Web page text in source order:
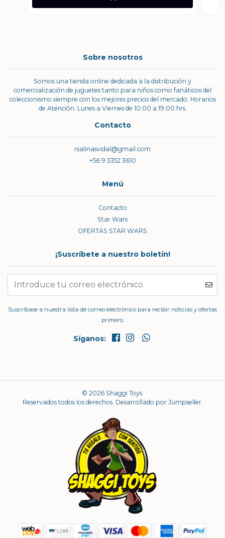
Sobre nosotros
Somos una tienda online dedicada a la distribución y
comercialización de juguetes tanto para niños como fanáticos del
coleccionismo siempre con los mejores precios del mercado. Horarios
de Atención: Lunes a Viernes de 10:00 a 19:00 hrs.
Contacto
rsalinasvidal@gmail.com
+56 9 3352 3610
Menú
Contacto
Star Wars
OFERTAS STAR WARS
¡Suscríbete a nuestro boletín!
Suscríbase a nuestra lista de correo electrónico para recibir noticias y ofertas
primero.
Síganos:
© 2026 Shaggi Toys.
Reservados todos los derechos. Desarrollado por Jumpseller.